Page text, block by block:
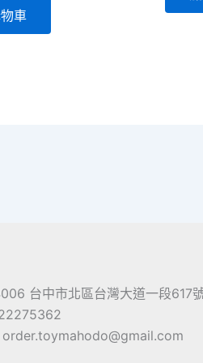
車
台中市北區台灣大道一段617
order.toymahodo@gmail.com